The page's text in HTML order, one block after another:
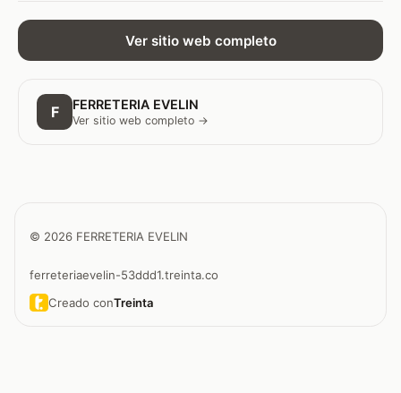
Ver sitio web completo
F FERRETERIA EVELIN
Ver sitio web completo →
© 2026 FERRETERIA EVELIN
ferreteriaevelin-53ddd1.treinta.co
Creado conTreinta